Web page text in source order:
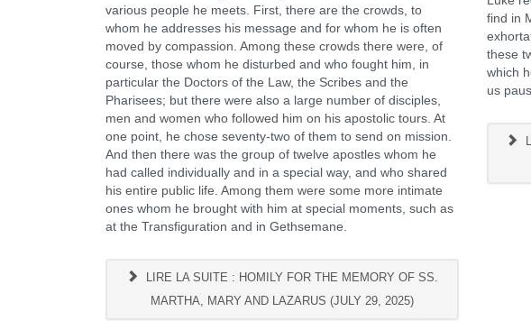
various people he meets. First, there are the crowds, to
whom he addresses his message and for whom he is often
moved by compassion. Among these crowds there were, of
course, those whom he disturbed and who fought him, in
particular the Doctors of the Law, the Scribes and the
Pharisees; but there were also a large number of disciples,
men and women who followed him on his apostolic tours. At
one point, he chose seventy-two of them to send on mission.
And then there was the group of twelve apostles whom he
had called individually and in a special way, and who shared
his entire public life. Among them were some more intimate
ones whom he brought with him at special moments, such as
at the Transfiguration and in Gethsemane.
LIRE LA SUITE : HOMILY FOR THE MEMORY OF SS.
MARTHA, MARY AND LAZARUS (JULY 29, 2025)
find in
these
which
us